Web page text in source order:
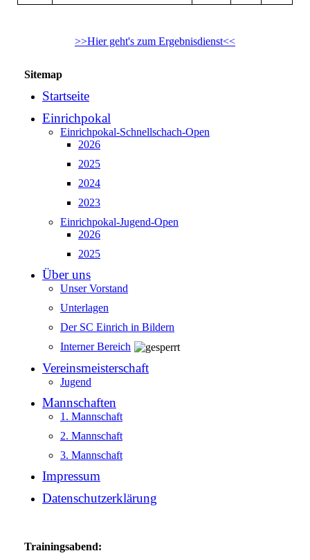
>>Hier geht's zum Ergebnisdienst<<
Sitemap
Startseite
Einrichpokal
Einrichpokal-Schnellschach-Open
2026
2025
2024
2023
Einrichpokal-Jugend-Open
2026
2025
Über uns
Unser Vorstand
Unterlagen
Der SC Einrich in Bildern
Interner Bereich
Vereinsmeisterschaft
Jugend
Mannschaften
1. Mannschaft
2. Mannschaft
3. Mannschaft
Impressum
Datenschutzerklärung
Trainingsabend: